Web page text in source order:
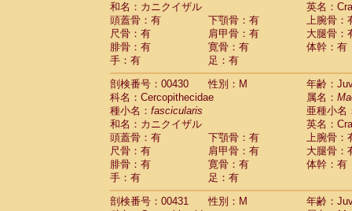
和名：カニクイザル
英名：
頭蓋骨：有
下顎骨：有
上腕骨：
尺骨：有
肩甲骨：有
大腿骨：
腓骨：有
寛骨：有
体幹：有
手：有
足：有
剖検番号：00430
性別：M
年齢：
科名：Cercopithecidae
属名：
種小名： fascicularis
亜種小名
和名：カニクイザル
英名：
頭蓋骨：有
下顎骨：有
上腕骨：
尺骨：有
肩甲骨：有
大腿骨：
腓骨：有
寛骨：有
体幹：有
手：有
足：有
剖検番号：00431
性別：M
年齢：